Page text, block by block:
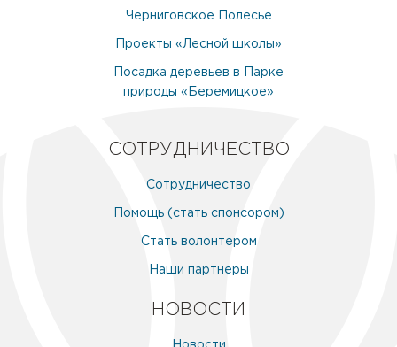
Черниговское Полесье
Проекты «Лесной школы»
Посадка деревьев в Парке
природы «Беремицкое»
СОТРУДНИЧЕСТВО
Сотрудничество
Помощь (стать спонсором)
Стать волонтером
Наши партнеры
НОВОСТИ